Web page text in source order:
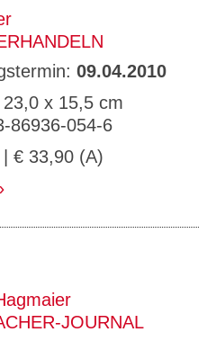
09.04.2010
x 15,5 cm
86936-054-6
| € 33,90 (A)
JOURNAL